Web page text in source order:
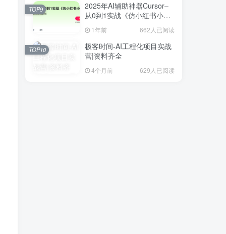
2025年AI辅助神器Cursor–
从0到1实战《仿小红书小程
序》1年前 662人已阅读
TOP9
极客时间-AI工程化项目实战
营|资料齐全
4个月前 629人已阅读
TOP10